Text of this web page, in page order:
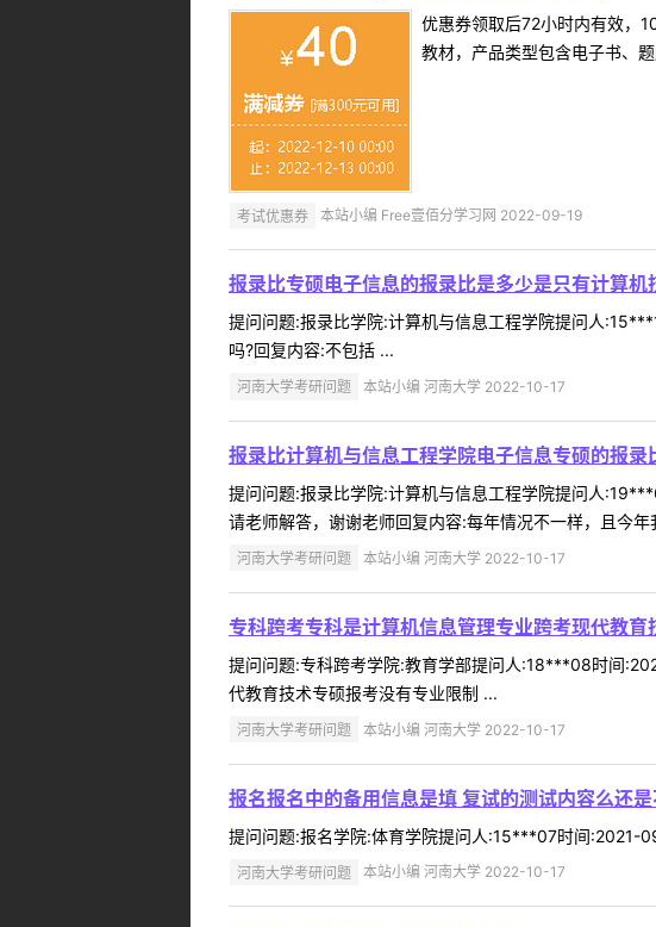
优惠券领取后72小时内有效，
教材，产品类型包含电子书、
考试优惠券 本站小编 Free壹佰分学习网 2022-09-19
报录比专硕电子信息的报录比是多少是只有计算机
提问问题:报录比学院:计算机与信息工程学院提问人
吗?回复内容:不包括 ...
河南大学考研问题 本站小编 河南大学 2022-10-17
报录比计算机与信息工程学院电子信息专硕的报录
提问问题:报录比学院:计算机与信息工程学院提问人
请老师解答，谢谢老师回复内容:每年情况不一样，且今
河南大学考研问题 本站小编 河南大学 2022-10-17
专科跨考专科是计算机信息管理专业跨考现代教育
提问问题:专科跨考学院:教育学部提问人:18***08时间
代教育技术专硕报考没有专业限制 ...
河南大学考研问题 本站小编 河南大学 2022-10-17
报名报名中的备用信息是填 复试的测试内容么还
提问问题:报名学院:体育学院提问人:15***07时间:2021-
河南大学考研问题 本站小编 河南大学 2022-10-17